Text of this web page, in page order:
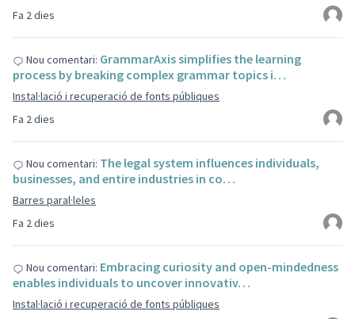
Fa 2 dies
Fa 2 dies
Nou comentari: GrammarAxis simplifies the learning
process by breaking complex grammar topics i…
Instal·lació i recuperació de fonts públiques
Fa 2 dies
Nou comentari: The legal system influences individuals,
businesses, and entire industries in co…
Barres paral·leles
Nou comentari: Embracing curiosity and open-mindedness
enables individuals to uncover innovativ…
Instal·lació i recuperació de fonts públiques